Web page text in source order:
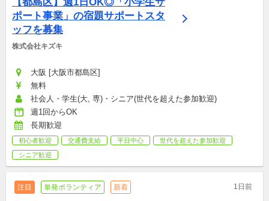
ポート事業」の宿題サポートスタ
ッフを募集
株式会社キズキ
大阪 [大阪市都島区]
無料
社会人・学生(大, 専)・シニア(世代を超えた参加歓迎)
週1回からOK
長期歓迎
初心者歓迎 交通費支給 平日中心
世代を超えた参加歓迎
シニア歓迎
注目 単発ボランティア 新着 1日前